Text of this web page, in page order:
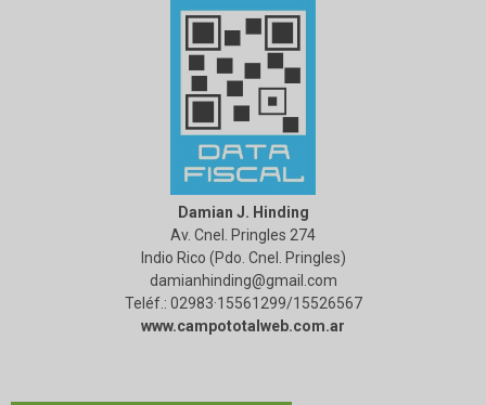
Damian J. Hinding
Av. Cnel. Pringles 274
Indio Rico (Pdo. Cnel. Pringles)
damianhinding@gmail.com
Teléf.: 02983·15561299/15526567
www.campototalweb.com.ar